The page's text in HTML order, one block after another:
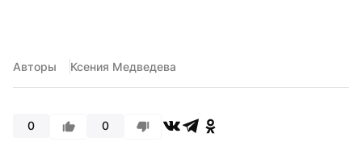
Авторы Ксения Медведева
0 0